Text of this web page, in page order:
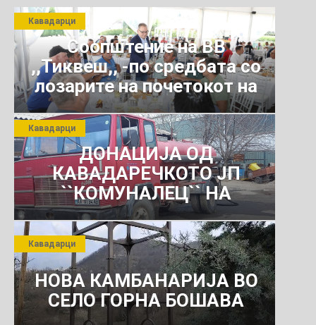
Соопштение на ВВ
,,Тиквеш,, -по средбата со
лозарите на почетокот на
јули 2026 г.
Кавадарци
ДОНАЦИЈА ОД
КАВАДАРЕЧКОТО ЈП
``КОМУНАЛЕЦ`` НА
РОСОМАНСКОТО ЈАВНО
ПРЕТПРИЈАТИЕ ЗА
КОМУНАЛНО УСЛУГИ
Кавадарци
НОВА КАМБАНАРИЈА ВО
СЕЛО ГОРНА БОШАВА
Кавадарци